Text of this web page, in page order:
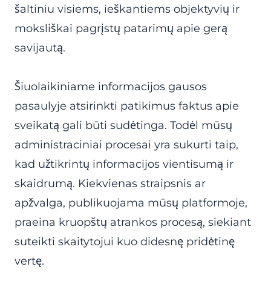
šaltiniu visiems, ieškantiems objektyvių ir
moksliškai pagrįstų patarimų apie gerą
savijautą.
Šiuolaikiniame informacijos gausos
pasaulyje atsirinkti patikimus faktus apie
sveikatą gali būti sudėtinga. Todėl mūsų
administraciniai procesai yra sukurti taip,
kad užtikrintų informacijos vientisumą ir
skaidrumą. Kiekvienas straipsnis ar
apžvalga, publikuojama mūsų platformoje,
praeina kruopštų atrankos procesą, siekiant
suteikti skaitytojui kuo didesnę pridėtinę
vertę.